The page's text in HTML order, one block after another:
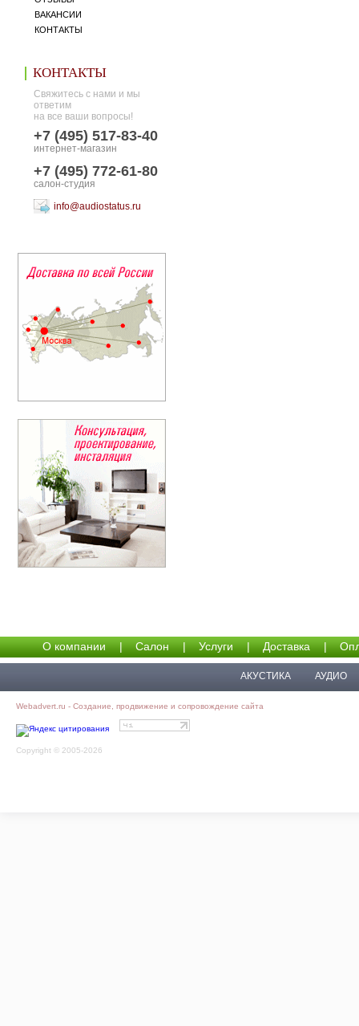
ВАКАНСИИ
КОНТАКТЫ
КОНТАКТЫ
Свяжитесь с нами и мы
ответим
на все ваши вопросы!
+7 (495) 517-83-40
интернет-магазин
+7 (495) 772-61-80
салон-студия
info@audiostatus.ru
О компании | Салон | Услуги | Доставка |
АКУСТИКА АУДИО
Webadvert.ru - Создание, продвижение и сопровождение сайта
Copyright © 2005-2026